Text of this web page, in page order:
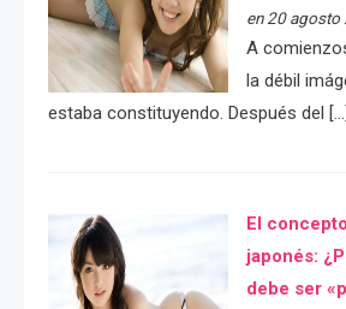
en 20 agosto
A
la débil
estaba constituyendo. Después del […]
El
japonés:
debe ser